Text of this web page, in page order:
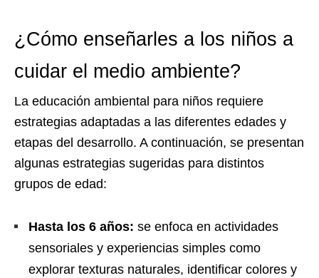
¿Cómo enseñarles a los niños a
cuidar el medio ambiente?
La educación ambiental para niños requiere
estrategias adaptadas a las diferentes edades y
etapas del desarrollo. A continuación, se presentan
algunas estrategias sugeridas para distintos
grupos de edad:
Hasta los 6 años: se enfoca en actividades
sensoriales y experiencias simples como
explorar texturas naturales, identificar colores y